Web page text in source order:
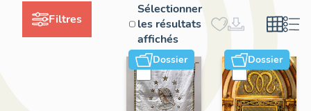
Filtres
Sélectionner
les résultats
affichés
Dossier Dossier